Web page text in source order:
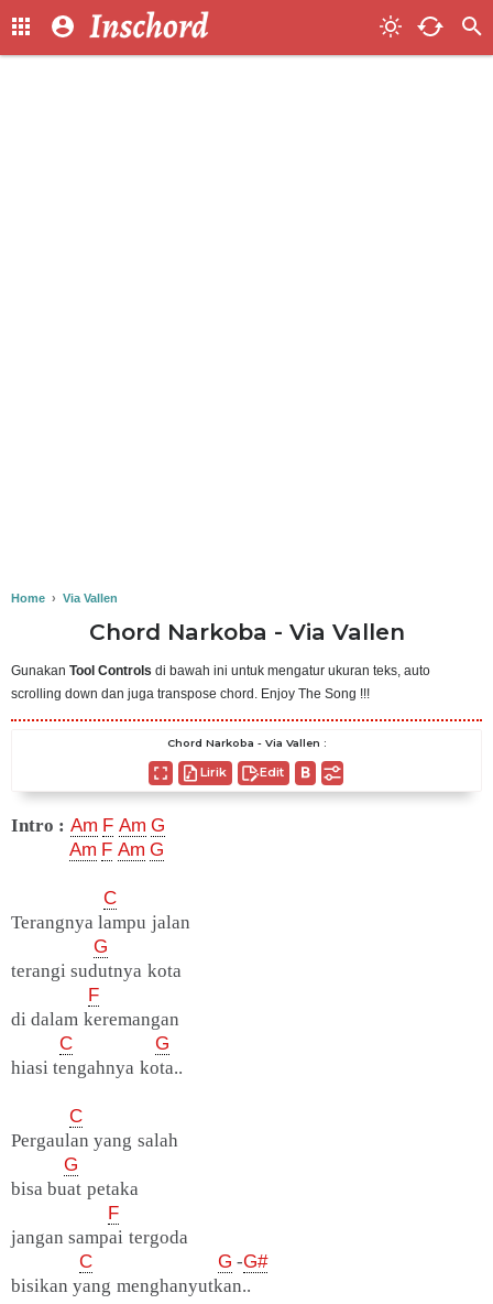
Home › Via Vallen
Chord Narkoba - Via Vallen
Gunakan Tool Controls di bawah ini untuk mengatur ukuran teks, auto
scrolling down dan juga transpose chord. Enjoy The Song !!!
Chord Narkoba - Via Vallen :
Lirik Edit
Intro : Am F Am G
Am F Am G
C
Terangnya lampu jalan
G
terangi sudutnya kota
F
di dalam keremangan
C
G
hiasi tengahnya kota..
C
Pergaulan yang salah
G
bisa buat petaka
F
jangan sampai tergoda
C
G -G#
bisikan yang menghanyutkan..